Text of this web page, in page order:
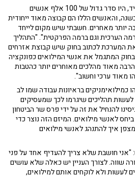
בהמשך תיאר: "כשהייתי בתפקיד, היו סדר גדול של 100 אלף אנשים
והאנשים הללו הם קבוצה מאוד ייחודית
יותר מאחרים. חשבתי שיש מקום לייחד
הערכית וגם ברמה הפרקטית". "התהליך
המערכת לכתוב בחוק שיש קבוצת אזרחים
המתגמל את אנשי המילואים כפונקציה
מאוד מהלכים מאוחרים יותר כהטבות
מאוד ערכי וחשוב".
בראיונות עבודה שמו לב
תהליכים שיגרמו לכך שמעסיקים
להנחיל את זה על ידי פרס שר הביטחון
לאנשי מילואים. המיזם הזה נוצר כדי
איך להתנהג לאנשי מילואים
"אני חושבת שלא צריך להעדיף אחד על פני
שווה. לצורך העניין יש כאלה שלא עושים
לעשות ולא לוקחים אותם למילואים,